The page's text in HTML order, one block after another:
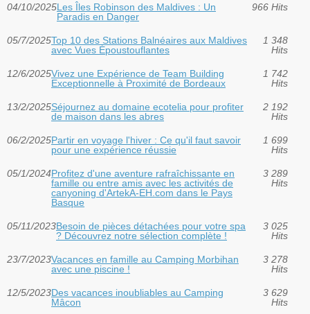
04/10/2025Les Îles Robinson des Maldives : Un
Paradis en Danger
966 Hits
05/7/2025Top 10 des Stations Balnéaires aux Maldives
avec Vues Époustouflantes
1 348
Hits
12/6/2025Vivez une Expérience de Team Building
Exceptionnelle à Proximité de Bordeaux
1 742
Hits
13/2/2025Séjournez au domaine ecotelia pour profiter
de maison dans les abres
2 192
Hits
06/2/2025Partir en voyage l'hiver : Ce qu'il faut savoir
pour une expérience réussie
1 699
Hits
05/1/2024Profitez d'une aventure rafraîchissante en
famille ou entre amis avec les activités de
canyoning d'ArtekA-EH.com dans le Pays
Basque
3 289
Hits
05/11/2023Besoin de pièces détachées pour votre spa
? Découvrez notre sélection complète !
3 025
Hits
23/7/2023Vacances en famille au Camping Morbihan
avec une piscine !
3 278
Hits
12/5/2023Des vacances inoubliables au Camping
Mâcon
3 629
Hits